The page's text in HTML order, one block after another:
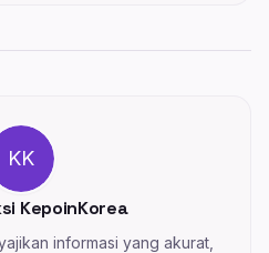
KK
KepoinKorea
informasi yang akurat,